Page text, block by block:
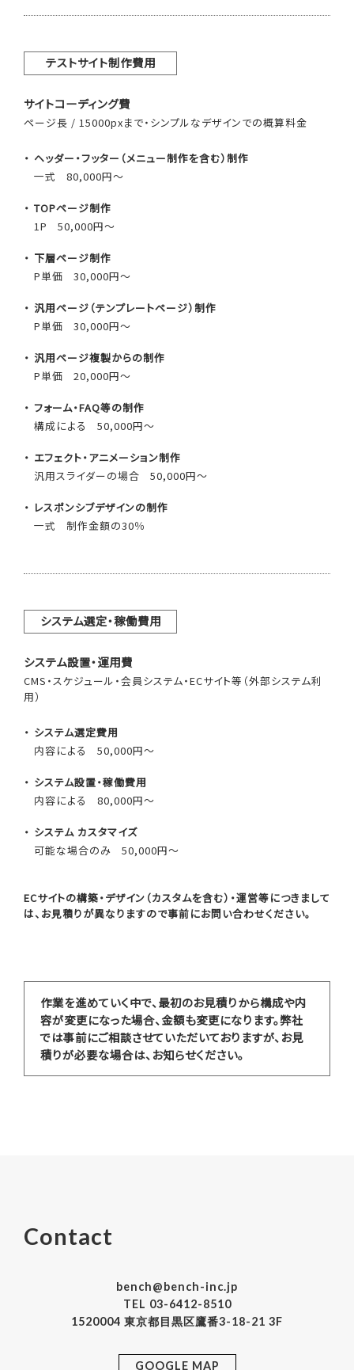
テストサイト制作費用
サイトコーディング費
ページ長 / 15000pxまで・シンプルなデザインでの概算料金
ヘッダー・フッター（メニュー制作を含む）制作
一式
80,000円～
TOPページ制作
1P
50,000円～
下層ページ制作
P単価
30,000円～
汎用ページ（テンプレートページ）制作
P単価
30,000円～
汎用ページ複製からの制作
P単価
20,000円～
フォーム・FAQ等の制作
構成による
50,000円～
エフェクト・アニメーション制作
汎用スライダーの場合
50,000円～
レスポンシブデザインの制作
一式
制作金額の30％
システム選定・稼働費用
システム設置・運用費
CMS・スケジュール・会員システム・ECサイト等（外部システム利
用）
システム選定費用
内容による
50,000円～
システム設置・稼働費用
内容による
80,000円～
システム カスタマイズ
可能な場合のみ
50,000円～
ECサイトの構築・デザイン（カスタムを含む）・運営等につきまして
は、お見積りが異なりますので事前にお問い合わせください。
作業を進めていく中で、最初のお見積りから構成や内
容が変更になった場合、金額も変更になります。弊社
では事前にご相談させていただいておりますが、お見
積りが必要な場合は、お知らせください。
Contact
bench@bench-inc.jp
TEL 03-6412-8510
1520004 東京都目黒区鷹番3-18-21 3F
GOOGLE MAP